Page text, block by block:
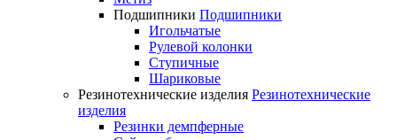
Подшипники Подшипники
Игольчатые
Рулевой колонки
Ступичные
Шариковые
Резинотехнические изделия Резинотехнические
изделия
Резинки демпферные